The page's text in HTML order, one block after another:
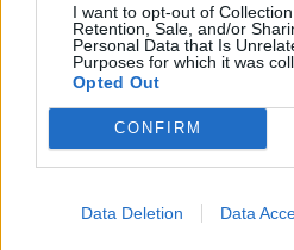
I want to opt-out of
Retention, Sale, and/or
Personal Data that Is
Purposes for which it was
Opted Out
CONFIRM
Data Deletion Data
GIN & TONIC
Gin & tonic brukar serveras i